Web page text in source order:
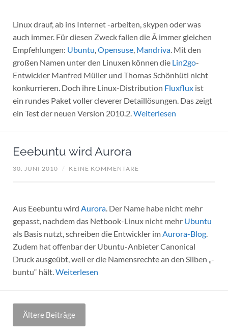
Linux drauf, ab ins Internet -arbeiten, skypen oder was
auch immer. Für diesen Zweck fallen die Â immer gleichen
Empfehlungen: Ubuntu,Opensuse, Mandriva. Mit den
großen Namen unter den Linuxen können die Lin2go-
Entwickler Manfred Müller und Thomas Schönhütl nicht
konkurrieren. Doch ihre Linux-Distribution Fluxfluxist
ein rundes Paket voller cleverer Detaillösungen. Das zeigt
ein Test der neuen Version 2010.2.Weiterlesen
Eeebuntu wird Aurora
30. JUNI 2010 / KEINE KOMMENTARE
Aus Eeebuntu wird Aurora. Der Name habe nicht mehr
gepasst, nachdem das Netbook-Linux nicht mehr Ubuntu
als Basis nutzt, schreiben die Entwickler im Aurora-Blog.
Zudem hat offenbar der Ubuntu-Anbieter Canonical
Druck ausgeübt, weil er die Namensrechte an den Silben „-
buntu“ hält. Weiterlesen
Beitragsnavigation
Ältere Beiträge